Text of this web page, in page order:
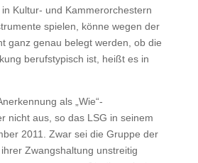
Kultur- und Kammerorchestern
spielen, könne wegen der
ganz genau belegt werden, ob die
berufstypisch ist, heißt es in
als „Wie“-
nicht aus, so das LSG in seinem
2011. Zwar sei die Gruppe der
Zwangshaltung unstreitig